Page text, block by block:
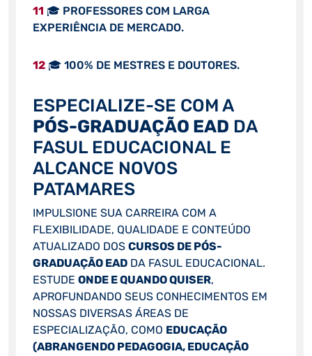
11 🎓 PROFESSORES COM LARGA
EXPERIÊNCIA DE MERCADO.
12🎓 100% DE MESTRES E DOUTORES.
ESPECIALIZE-SE COM A
PÓS-GRADUAÇÃO EAD DA
FASUL EDUCACIONAL E
ALCANCE NOVOS
PATAMARES
IMPULSIONE SUA CARREIRA COM A
FLEXIBILIDADE, QUALIDADE E CONTEÚDO
ATUALIZADO DOS CURSOS DE PÓS-
GRADUAÇÃO EADDA FASUL EDUCACIONAL.
ESTUDE ONDE E QUANDO QUISER,
APROFUNDANDO SEUS CONHECIMENTOS EM
NOSSAS DIVERSAS ÁREAS DE
ESPECIALIZAÇÃO, COMO EDUCAÇÃO
(ABRANGENDO PEDAGOGIA, EDUCAÇÃO